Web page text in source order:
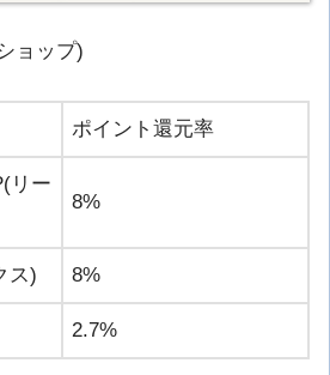
ョップ)
ポイント還元率
リー
8%
ス) 8%
2.7%